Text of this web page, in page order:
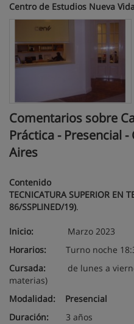
Centro de Estudios Nueva Vida
Comentarios sobre
Práctica - Presencial
Aires
Contenido
TECNICATURA SUPERIOR EN
86/SSPLINED/19).
Inicio:
Marzo 2023
Horarios:
Turno noche
Cursada: de lunes a
materias)
Modalidad: Presencial
Duración:
3 años